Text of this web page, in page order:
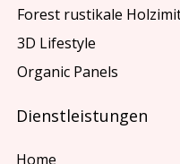
Forest rustikale
3D Lifestyle
Organic Panels
Dienstleistungen
Home